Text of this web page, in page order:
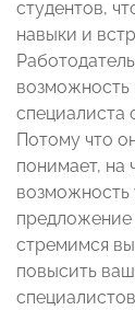
студентов,
навыки и
возможность
специалиста
Потому что
понимает, на
возможность
стремимся
повысить